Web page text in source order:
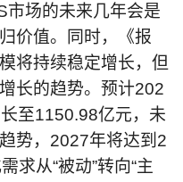
市场的未来几年会是
价值。同时，《报
将持续稳定增长，但
长的趋势。预计202
至1150.98亿元，未
势，2027年将达到2
求从“被动”转向“主